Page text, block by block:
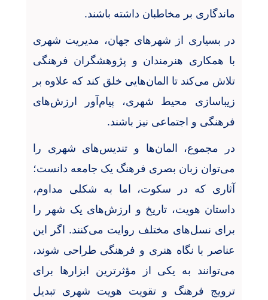
ماندگاری بر مخاطبان داشته باشند.
در بسیاری از شهرهای جهان، مدیریت شهری
با همکاری هنرمندان و پژوهشگران فرهنگی
تلاش می‌کند تا المان‌هایی خلق کند که علاوه بر
زیباسازی محیط شهری، پیام‌آور ارزش‌های
فرهنگی و اجتماعی نیز باشند.
در مجموع، المان‌ها و تندیس‌های شهری را
می‌توان زبان بصری فرهنگ یک جامعه دانست؛
آثاری که در سکوت، اما به شکلی مداوم،
داستان هویت، تاریخ و ارزش‌های یک شهر را
برای نسل‌های مختلف روایت می‌کنند. اگر این
عناصر با نگاه هنری و فرهنگی طراحی شوند،
می‌توانند به یکی از مؤثرترین ابزارها برای
ترویج فرهنگ و تقویت هویت شهری تبدیل